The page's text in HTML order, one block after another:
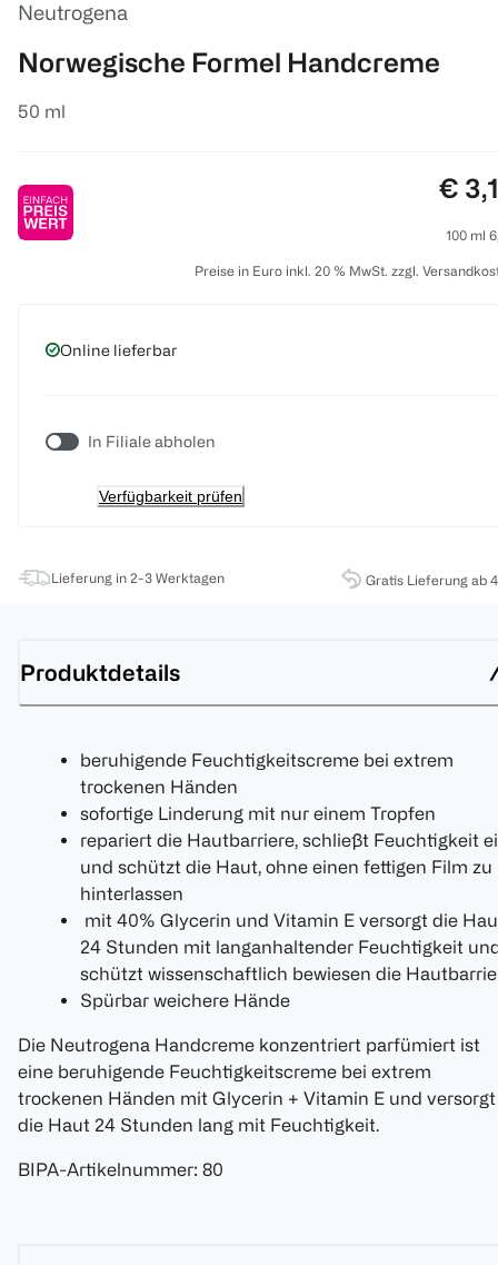
Neutrogena
Norwegische Formel Handcreme
50 ml
€
100 ml
Preise in Euro inkl. 20 % MwSt. zzgl.
Online lieferbar
In Filiale abholen
Verfügbarkeit prüfen
Lieferung in 2-3 Werktagen Gratis Lieferung ab
Produktdetails
beruhigende Feuchtigkeitscreme bei extrem
trockenen Händen
sofortige Linderung mit nur einem Tropfen
repariert die Hautbarriere, schließt Feuchtigkeit
und schützt die Haut, ohne einen fettigen Film zu
hinterlassen
mit 40% Glycerin und Vitamin E versorgt die
24 Stunden mit langanhaltender Feuchtigkeit
schützt wissenschaftlich bewiesen die
Spürbar weichere Hände
Die Neutrogena Handcreme konzentriert parfümiert ist
eine beruhigende Feuchtigkeitscreme bei extrem
trockenen Händen mit Glycerin + Vitamin E und versorgt
die Haut 24 Stunden lang mit Feuchtigkeit.
BIPA-Artikelnummer: 80